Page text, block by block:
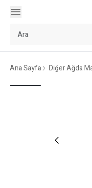
Ana Sayfa Diğer Ağda